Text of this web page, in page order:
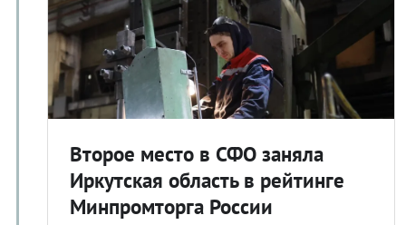
Второе место в СФО заняла
Иркутская область в рейтинге
Минпромторга России